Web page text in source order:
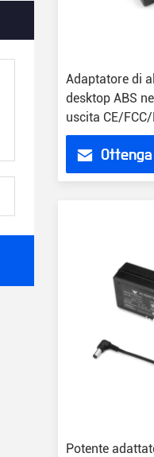
Adaptatore di
desktop ABS
uscita CE/FCC/
Potente